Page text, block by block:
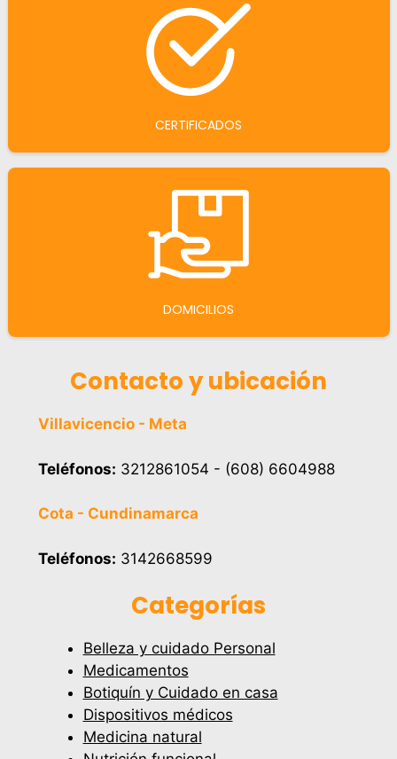
CERTIFICADOS
DOMICILIOS
Contacto y ubicación
Villavicencio - Meta
Teléfonos: 3212861054 - (608) 6604988
Cota - Cundinamarca
Teléfonos: 3142668599
Categorías
Belleza y cuidado Personal
Medicamentos
Botiquín y Cuidado en casa
Dispositivos médicos
Medicina natural